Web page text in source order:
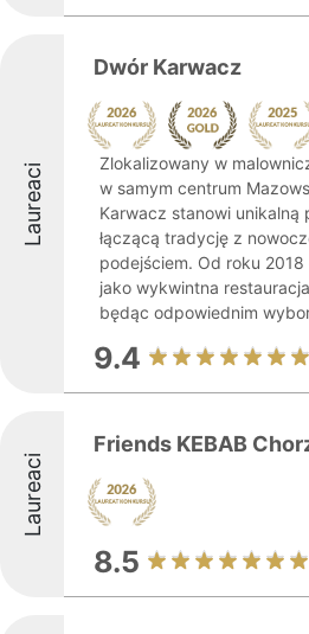
Laureaci
Dwór Karwacz
Zlokalizowany w
w samym centrum
Karwacz stanowi unikalną
łączącą tradycję z
podejściem. Od roku 2018
jako wykwintna
będąc odpowiednim
9.4
Laureaci
Friends KEBAB
8.5